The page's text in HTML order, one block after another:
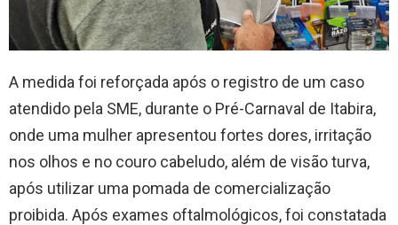
A medida foi reforçada após o registro de um caso
atendido pela SME, durante o Pré-Carnaval de Itabira,
onde uma mulher apresentou fortes dores, irritação
nos olhos e no couro cabeludo, além de visão turva,
após utilizar uma pomada de comercialização
proibida. Após exames oftalmológicos, foi constatada